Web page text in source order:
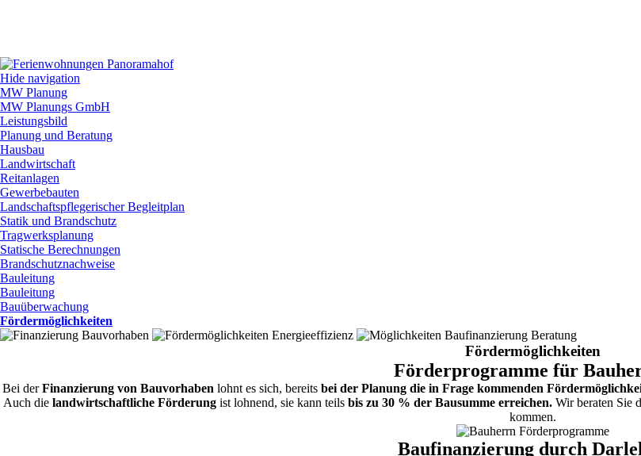
Hide navigation
MW Planung
MW Planungs GmbH
Leistungsbild
Planung und Beratung
Hausbau
Landwirtschaft
Reitanlagen
Gewerbebauten
Landschaftspflegerischer Begleitplan
Statik und Brandschutz
Tragwerksplanung
Statische Berechnungen
Brandschutznachweise
Bauleitung
Bauleitung
Bauüberwachung
Fördermöglichkeiten
Fördermöglichkeiten
Förderprogramme für
Bei derFinanzierung von Bauvorhaben lohnt es sich, bereits bei der Planung die in Frage kommenden
Auch die landwirtschaftliche Förderungist lohnend, sie kann teilsbis zu 30 % der Bausumme erreichen. Wir beraten Sie
kommen.
Baufinanzierung durch